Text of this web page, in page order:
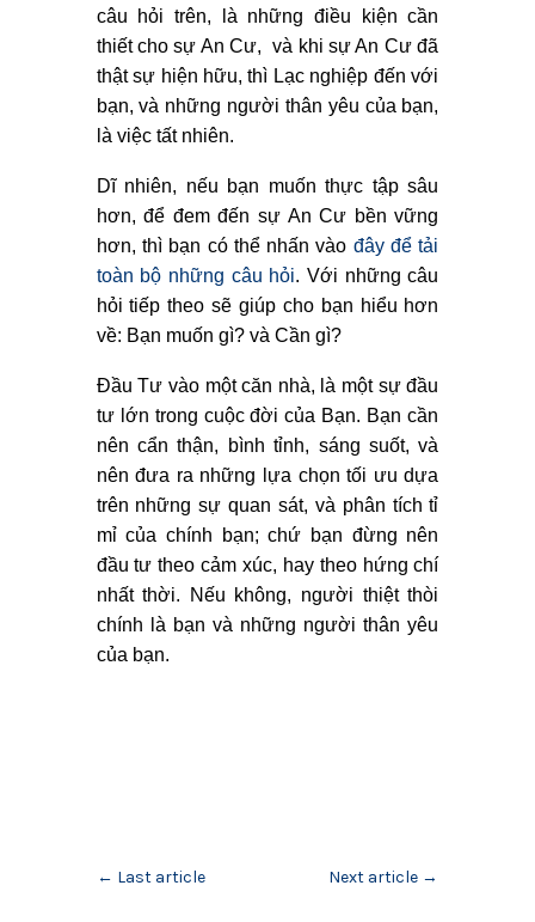
câu hỏi trên, là những điều kiện cần
thiết cho sự An Cư, và khi sự An Cư đã
thật sự hiện hữu, thì Lạc nghiệp đến với
bạn, và những người thân yêu của bạn,
là việc tất nhiên.
Dĩ nhiên, nếu bạn muốn thực tập sâu
hơn, để đem đến sự An Cư bền vững
hơn, thì bạn có thể nhấn vào đây để tải
toàn bộ những câu hỏi. Với những câu
hỏi tiếp theo sẽ giúp cho bạn hiểu hơn
về: Bạn muốn gì? và Cần gì?
Đầu Tư vào một căn nhà, là một sự đầu
tư lớn trong cuộc đời của Bạn. Bạn cần
nên cẩn thận, bình tỉnh, sáng suốt, và
nên đưa ra những lựa chọn tối ưu dựa
trên những sự quan sát, và phân tích tỉ
mỉ của chính bạn; chứ bạn đừng nên
đầu tư theo cảm xúc, hay theo hứng chí
nhất thời. Nếu không, người thiệt thòi
chính là bạn và những người thân yêu
của bạn.
← Last article Next article →